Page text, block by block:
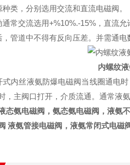
类，分别选用交流和直流电磁阀。
常交流选用+%10%.-15%，直流允
管道中不得有反向压差。并需通电
内螺纹
内丝液氨防爆电磁阀当线圈通电
，主阀口打开，介质流通。通常液
态氨电磁阀，氨态氨电磁阀，液氨
液氨管接电磁阀，液氨常闭式电磁